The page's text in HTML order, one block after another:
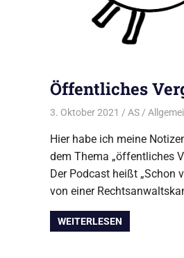
Öffentliches
3. Oktober 2021 AS
Hier habe ich meine
dem Thema „öffentliches
Der Podcast heißt „Schon
von einer
WEITERLESEN